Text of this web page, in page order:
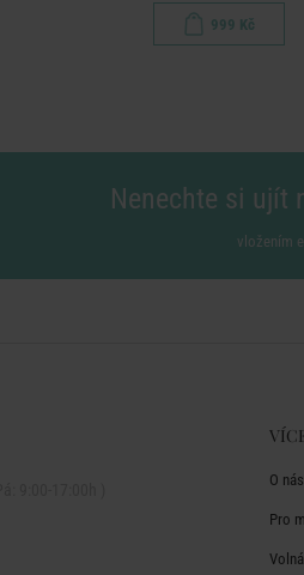
999 Kč
Nenechte si ujít
vložením
O nás
Pro